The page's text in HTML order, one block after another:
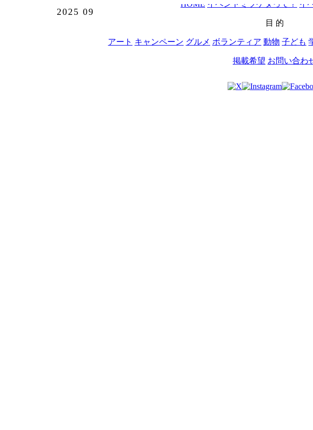
HOME イベントミツケタって？ イ
目 的
アート キャンペーン グルメ ボランティア 動物 子ども
掲載希望 お問い合わ
2025 09